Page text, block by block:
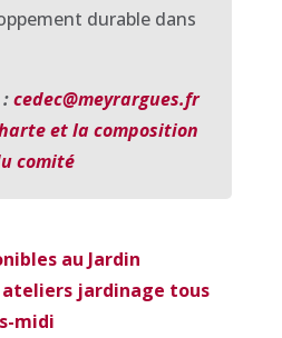
durable dans
cedec@meyrargues.fr
et la composition
comité
au Jardin
ateliers jardinage tous
midi